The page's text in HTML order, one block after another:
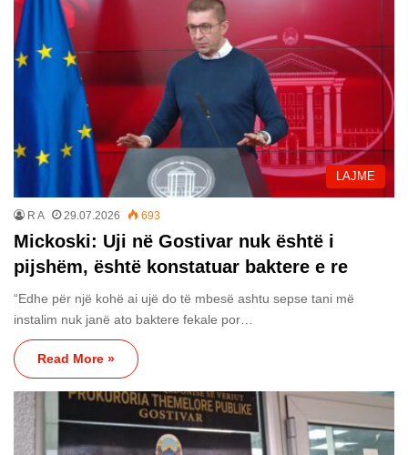
LAJME
R A 29.07.2026 693
Mickoski: Uji në Gostivar nuk është i
pijshëm, është konstatuar baktere e re
“Edhe për një kohë ai ujë do të mbesë ashtu sepse tani më
instalim nuk janë ato baktere fekale por…
Read More »